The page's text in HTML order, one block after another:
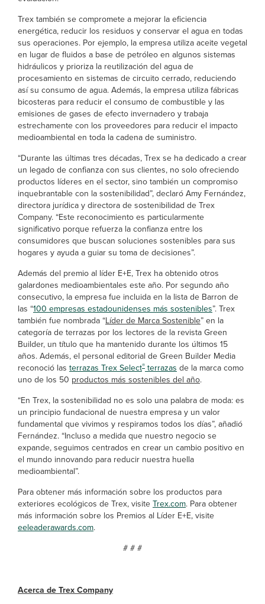
Trex también se compromete a mejorar la eficiencia
energética, reducir los residuos y conservar el agua en todas
sus operaciones. Por ejemplo, la empresa utiliza aceite vegetal
en lugar de fluidos a base de petróleo en algunos sistemas
hidráulicos y prioriza la reutilización del agua de
procesamiento en sistemas de circuito cerrado, reduciendo
así su consumo de agua. Además, la empresa utiliza fábricas
bicosteras para reducir el consumo de combustible y las
emisiones de gases de efecto invernadero y trabaja
estrechamente con los proveedores para reducir el impacto
medioambiental en toda la cadena de suministro.
“Durante las últimas tres décadas, Trex se ha dedicado a crear
un legado de confianza con sus clientes, no solo ofreciendo
productos líderes en el sector, sino también un compromiso
inquebrantable con la sostenibilidad”, declaró Amy Fernández,
directora jurídica y directora de sostenibilidad de Trex
Company. “Este reconocimiento es particularmente
significativo porque refuerza la confianza entre los
consumidores que buscan soluciones sostenibles para sus
hogares y ayuda a guiar su toma de decisiones”.
Además del premio al líder E+E, Trex ha obtenido otros
galardones medioambientales este año. Por segundo año
consecutivo, la empresa fue incluida en la lista de Barron de
las “100 empresas estadounidenses más sostenibles”. Trex
también fue nombrada “Líder de Marca Sostenible” en la
categoría de terrazas por los lectores de la revista Green
Builder, un título que ha mantenido durante los últimos 15
años. Además, el personal editorial de Green Builder Media
reconoció las terrazas Trex Select® terrazas de la marca como
uno de los 50 productos más sostenibles del año.
“En Trex, la sostenibilidad no es solo una palabra de moda: es
un principio fundacional de nuestra empresa y un valor
fundamental que vivimos y respiramos todos los días”, añadió
Fernández. “Incluso a medida que nuestro negocio se
expande, seguimos centrados en crear un cambio positivo en
el mundo innovando para reducir nuestra huella
medioambiental”.
Para obtener más información sobre los productos para
exteriores ecológicos de Trex, visite Trex.com. Para obtener
más información sobre los Premios al Líder E+E, visite
eeleaderawards.com.
# # #
Acerca de Trex Company